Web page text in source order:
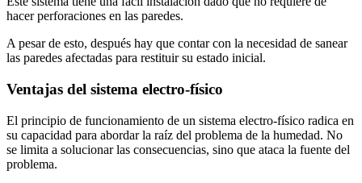
hacer perforaciones en las paredes.
A pesar de esto, después hay que contar con la necesidad de sanear
las paredes afectadas para restituir su estado inicial.
Ventajas del sistema electro-físico
El principio de funcionamiento de un sistema electro-físico radica en
su capacidad para abordar la raíz del problema de la humedad. No
se limita a solucionar las consecuencias, sino que ataca la fuente del
problema.